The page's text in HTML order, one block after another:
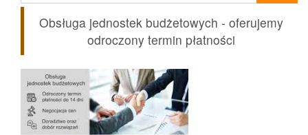
Obsługa jednostek budżetowych - oferujemy
odroczony termin płatności